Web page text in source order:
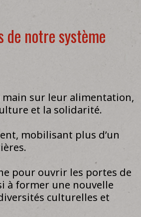
de notre système
sur leur alimentation,
et la solidarité.
mobilisant plus d’un
pour ouvrir les portes de
à former une nouvelle
culturelles et